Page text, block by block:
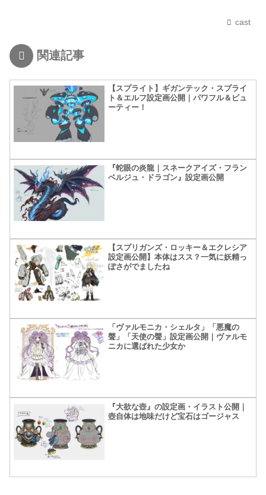
cast
関連記事
【スプライト】ギガンテック・スプライ
ト＆エルフ設定画公開｜パワフル＆ビュ
ーティー！
『蛇眼の炎龍｜スネークアイズ・フラン
ベルジュ・ドラゴン』設定画公開
【スプリガンズ・ロッキー＆エクレシア
設定画公開】本体はスス？一気に妖精っ
ぽさがでましたね
「ヴァルモニカ・シェルタ」「悪魔の
聲」「天使の聲」設定画公開｜ヴァルモ
ニカに選ばれた少女か
『大欲な壺』の設定画・イラスト公開｜
壺自体は地味だけど宝石はゴージャス